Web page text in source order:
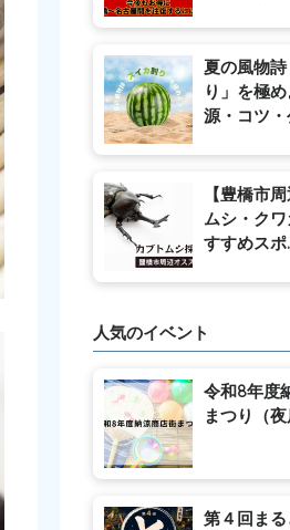
夏の風物
り」を極
源・コツ・
【豊橋市
ムシ・ク
すすめスポ
人気のイベント
令和8年度
まつり（夜
第４回ま